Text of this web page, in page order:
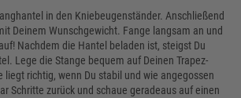
in den Kniebeugenständer. Anschließend
Deinem Wunschgewicht. Fange langsam an und
Nachdem die Hantel beladen ist, steigst Du
Lege die Stange bequem auf Deinen Trapez-
liegt richtig, wenn Du stabil und wie angegossen
Schritte zurück und schaue geradeaus auf einen